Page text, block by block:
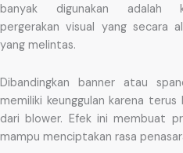
banyak digunakan adalah
pergerakan visual yang secara
yang melintas.
Dibandingkan banner atau
memiliki keunggulan karena
dari blower. Efek ini membuat
mampu menciptakan rasa